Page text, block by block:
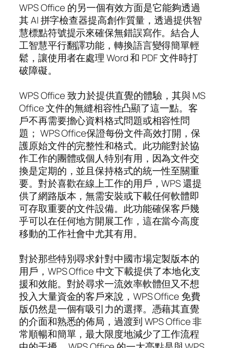
WPS Office 的另一個有效方面是它能夠透過
其 AI 拼字檢查器提高創作質量，透過提供智
慧標點符號提示來確保無錯誤寫作。結合人
工智慧平行翻譯功能，轉換語言變得簡單輕
鬆，讓使用者在處理 Word 和 PDF 文件時打
破障礙。
WPS Office 致力於提供直覺的體驗，其與 MS
Office 文件的無縫相容性凸顯了這一點。客
戶不再需要擔心資料格式問題或相容性問
題； WPS Office保證每份文件高效打開，保
護原始文件的完整性和格式。此功能對於協
作工作的團體或個人特別有用，因為文件交
換是定期的，並且保持格式的統一性至關重
要。對於喜歡在線上工作的用戶，WPS 還提
供了網路版本，無需安裝或下載任何軟體即
可存取重要的文件設備。此功能確保客戶幾
乎可以在任何地方開展工作，這在當今高度
移動的工作社會中尤其有用。
對於那些特別尋求針對中國市場定製版本的
用戶，WPS Office 中文下載提供了本地化支
援和效能。對於尋求一流效率軟體但又不想
投入大量資金的客戶來說，WPS Office 免費
版仍然是一個有吸引力的選擇。憑藉其直覺
的介面和熟悉的佈局，過渡到 WPS Office 非
常順暢和簡單，最大限度地減少了工作流程